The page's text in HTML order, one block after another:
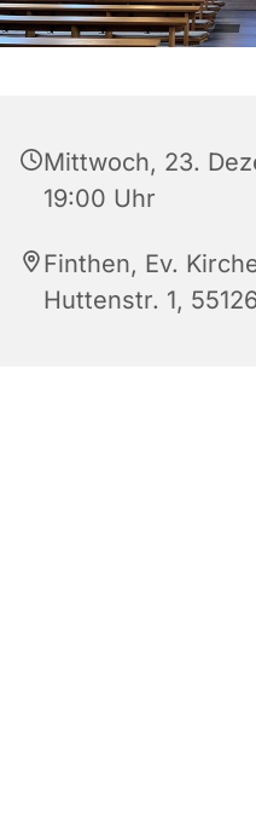
Mittwoch, 23.
19:00 Uhr
Finthen, Ev.
Huttenstr. 1,